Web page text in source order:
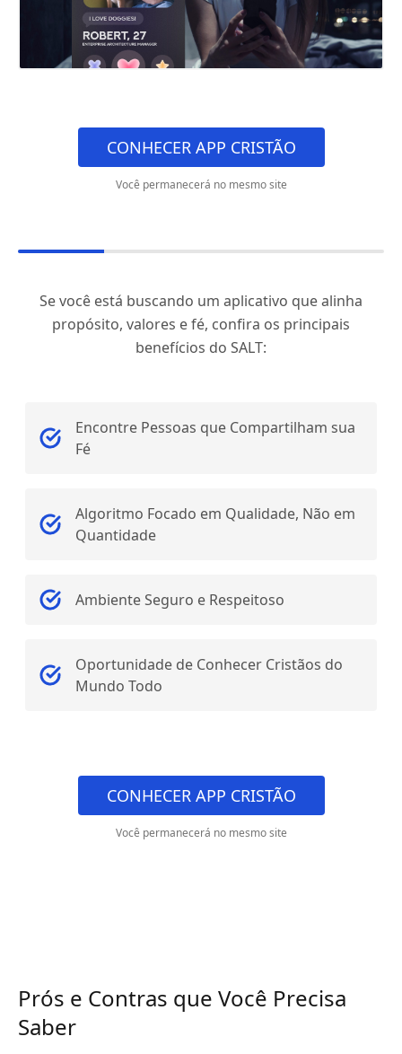
CONHECER APP CRISTÃO
Você permanecerá no mesmo site
Se você está buscando um aplicativo que alinha
propósito, valores e fé, confira os principais
benefícios do SALT:
Encontre Pessoas que Compartilham sua
Fé
Algoritmo Focado em Qualidade, Não em
Quantidade
Ambiente Seguro e Respeitoso
Oportunidade de Conhecer Cristãos do
Mundo Todo
CONHECER APP CRISTÃO
Você permanecerá no mesmo site
Prós e Contras que Você Precisa
Saber